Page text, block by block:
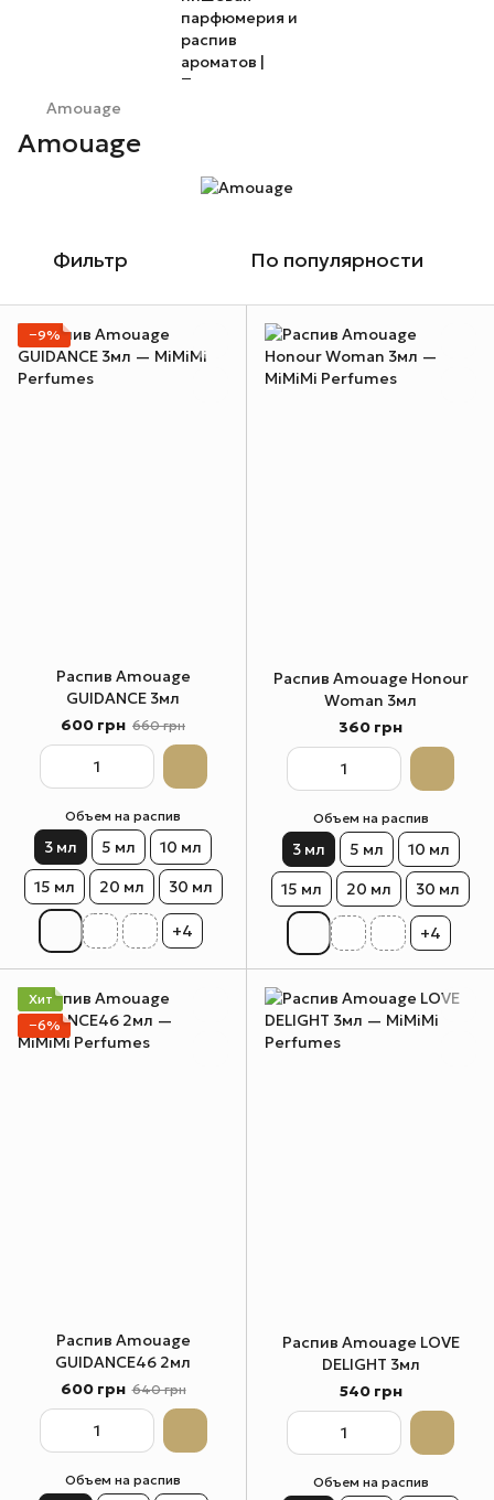
Amouage
Amouage
Фильтр По популярности
−9%
Распив Amouage
GUIDANCE 3мл
600 грн 660 грн
Объем на распив
3 мл 5 мл
10 мл
15 мл
20 мл 30 мл
+4
Распив Amouage Honour
Woman 3мл
360 грн
Объем на распив
3 мл 5 мл
10 мл
15 мл
20 мл 30 мл
+4
Хит
−6%
Распив Amouage
GUIDANCE46 2мл
600 грн 640 грн
Объем на распив
Распив Amouage LOVE
DELIGHT 3мл
540 грн
Объем на распив